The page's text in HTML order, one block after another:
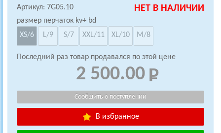
Артикул: 7G05.10 НЕТ В НАЛИЧИИ
размер перчаток kv+ bd
XS/6
L/9 S/7 XXL/11 XL/10 M/8
Последний раз товар продавался по этой цене
2 500.00
В избранное